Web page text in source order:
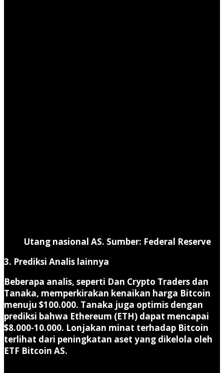
Utang nasional AS. Sumber: Federal Reserve
3. Prediksi Analis lainnya
Beberapa analis, seperti Dan Crypto Traders dan
Tanaka, memperkirakan kenaikan harga Bitcoin
menuju $100.000. Tanaka juga optimis dengan
prediksi bahwa Ethereum (ETH) dapat mencapai
$8.000-10.000. Lonjakan minat terhadap Bitcoin
terlihat dari peningkatan aset yang dikelola oleh
ETF Bitcoin AS.